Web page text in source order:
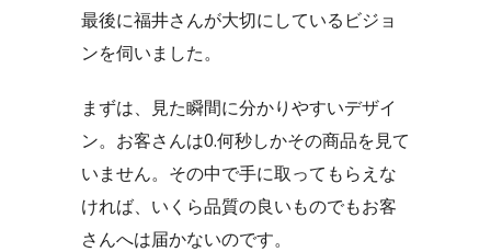
最後に福井さんが大切にしているビジョ
ンを伺いました。
まずは、見た瞬間に分かりやすいデザイ
ン。お客さんは0.何秒しかその商品を見て
いません。その中で手に取ってもらえな
ければ、いくら品質の良いものでもお客
さんへは届かないのです。